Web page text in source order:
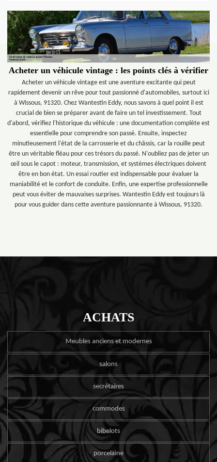
Acheter un véhicule vintage : les points clés à vérifier
Acheter un véhicule vintage est une aventure excitante qui peut
rapidement devenir un rêve pour tout passionné d'automobiles, surtout ici
à Wissous, 91320. Chez Wantestin Eddy, nous savons à quel point il est
crucial de bien se préparer avant de faire un tel investissement. Tout
d'abord, vérifiez l'historique du véhicule : une documentation complète est
essentielle pour comprendre son passé. Ensuite, inspectez
minutieusement l'état de la carrosserie et du châssis, car la rouille peut
être un véritable fléau pour ces trésors du passé. N'oubliez pas de jeter un
œil sous le capot : moteur, transmission, et systèmes électriques doivent
être en bon état. Un essai routier est indispensable pour évaluer la
maniabilité et le confort de conduite. Enfin, une expertise professionnelle
peut vous éviter de mauvaises surprises. Wantestin Eddy est toujours là
pour vous guider dans cette aventure passionnante à Wissous, 91320.
ACHATS
Meubles anciens et modernes
salons
secrétaires
commodes
bibelots
porcelaine